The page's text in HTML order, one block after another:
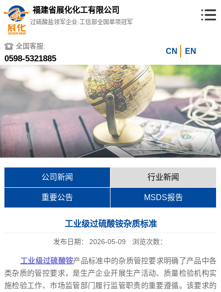
福建省展化化工有限公司
过硫酸盐领军企业·工信部全国单项冠军
全国客服:
0598-5321885
CN EN
公司新闻 行业新闻
重要公告 MSDS报告
工业级过硫酸铵杂质标准
发布日期： 2026-05-09 浏览次数：
工业级过硫酸铵产品标准中的杂质管控要求明确了产品中各
类杂质的管控要求，是生产企业开展生产活动、质量检验机构实
施检验工作、市场监管部门履行监管职责的重要遵循。该要求的